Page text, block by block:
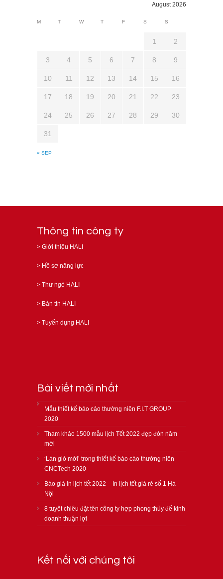
August 2026
M T W T F S S
« SEP
1 2
3 4 5 6 7 8 9
10 11 12 13 14 15 16
17 18 19 20 21 22 23
24 25 26 27 28 29 30
31
Thông tin công ty
> Giới thiệu HALI
> Hồ sơ năng lực
> Thư ngỏ HALI
> Bản tin HALI
> Tuyển dụng HALI
Bài viết mới nhất
Mẫu thiết kế báo cáo thường niên F.I.T GROUP
2020
Tham khảo 1500 mẫu lịch Tết 2022 đẹp đón năm
mới
‘Làn gió mới’ trong thiết kế báo cáo thường niên
CNCTech 2020
Báo giá in lịch tết 2022 – In lịch tết giá rẻ số 1 Hà
Nội
8 tuyệt chiêu đặt tên công ty hợp phong thủy để kinh
doanh thuận lợi
Kết nối với chúng tôi